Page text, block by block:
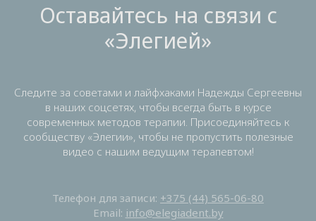
Оставайтесь на связи с
«Элегией»
Следите за советами и лайфхаками Надежды Сергеевны
в наших соцсетях, чтобы всегда быть в курсе
современных методов терапии. Присоединяйтесь к
сообществу «Элегии», чтобы не пропустить полезные
видео с нашим ведущим терапевтом!
Телефон для записи: +375 (44) 565-06-80
Email: info@elegiadent.by